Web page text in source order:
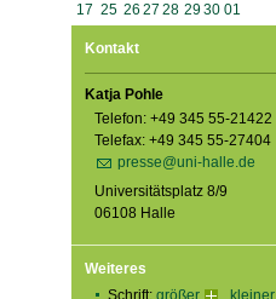
17 25 26 27 28 2930 01
Kontakt
Katja Pohle
Telefon: +49 345 55-21422
Telefax: +49 345 55-27404
presse@uni-halle.de
Universitätsplatz 8/9
06108 Halle
Weiteres
Schrift: größer
kleiner